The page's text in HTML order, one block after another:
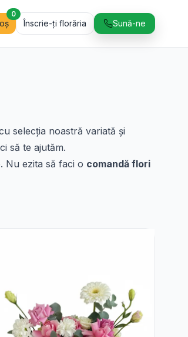
0
Înscrie-ți florăria Sună-ne
selecția noastră variată și
să te ajutăm.
Nu ezita să faci o comandă flori